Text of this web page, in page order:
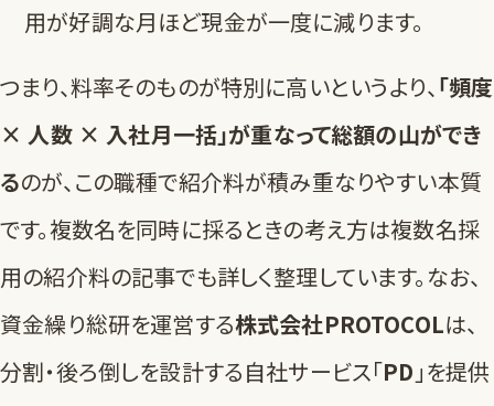
用が好調な月ほど現金が一度に減ります。
つまり、料率そのものが特別に高いというより、「頻度
× 人数 × 入社月一括」が重なって総額の山ができ
るのが、この職種で紹介料が積み重なりやすい本質
です。複数名を同時に採るときの考え方は複数名採
用の紹介料の記事でも詳しく整理しています。なお、
資金繰り総研を運営する株式会社PROTOCOLは、
分割・後ろ倒しを設計する自社サービス「PD 」を提供